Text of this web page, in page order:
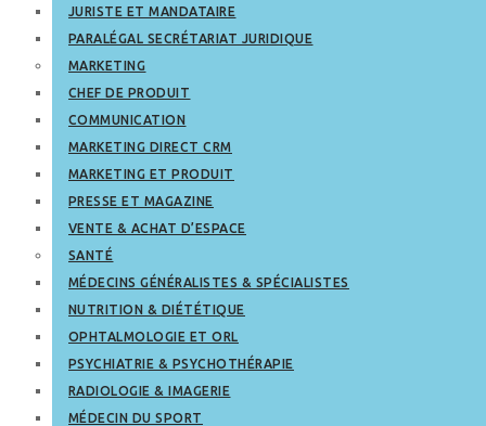
JURISTE ET MANDATAIRE
PARALÉGAL SECRÉTARIAT JURIDIQUE
MARKETING
CHEF DE PRODUIT
COMMUNICATION
MARKETING DIRECT CRM
MARKETING ET PRODUIT
PRESSE ET MAGAZINE
VENTE & ACHAT D’ESPACE
SANTÉ
MÉDECINS GÉNÉRALISTES & SPÉCIALISTES
NUTRITION & DIÉTÉTIQUE
OPHTALMOLOGIE ET ORL
PSYCHIATRIE & PSYCHOTHÉRAPIE
RADIOLOGIE & IMAGERIE
MÉDECIN DU SPORT